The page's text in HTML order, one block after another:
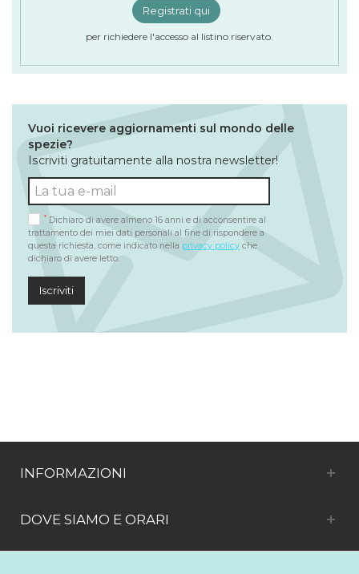
Registrati qui
per richiedere l'accesso al listino riservato.
Vuoi ricevere aggiornamenti sul mondo delle
spezie?
Iscriviti gratuitamente alla nostra newsletter!
* Dichiaro di avere almeno 16 anni e di acconsentire al
trattamento dei miei dati personali al fine di rispondere a
questa richiesta, come indicato nella privacy policy che
dichiaro di avere letto.
Iscriviti
INFORMAZIONI
DOVE SIAMO E ORARI